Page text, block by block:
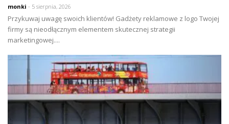
monki - 5 sierpnia, 2026
Przykuwaj uwagę swoich klientów! Gadżety reklamowe z logo Twojej
firmy są nieodłącznym elementem skutecznej strategii
marketingowej....